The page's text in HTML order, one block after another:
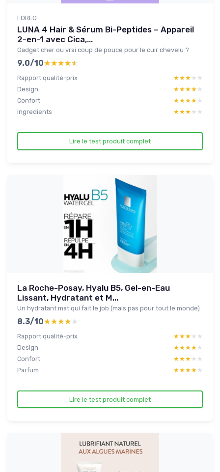
FOREO
LUNA 4 Hair & Sérum Bi-Peptides – Appareil
2-en-1 avec Cica,...
Gadget cher ou vrai coup de pouce pour le cuir chevelu ?
9.0/10★★★★★
★★★★★
Rapport qualité-prix ★★★★★
★★★★★
Design
★★★★★
★★★★★
Confort
★★★★★
★★★★★
Ingredients
★★★★★
★★★★★
Lire le test produit complet
La Roche-Posay, Hyalu B5, Gel-en-Eau
Lissant, Hydratant et M...
Un hydratant mat qui fait le job (mais pas pour tout le monde)
8.3/10★★★★★
★★★★★
Rapport qualité-prix ★★★★★
★★★★★
Design
★★★★★
★★★★★
Confort
★★★★★
★★★★★
Parfum
★★★★★
★★★★★
Lire le test produit complet